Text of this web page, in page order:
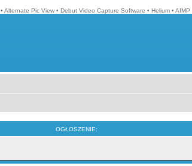
• Alternate Pic View • Debut Video Capture Software • Helium • AIMP
OGŁOSZENIE: